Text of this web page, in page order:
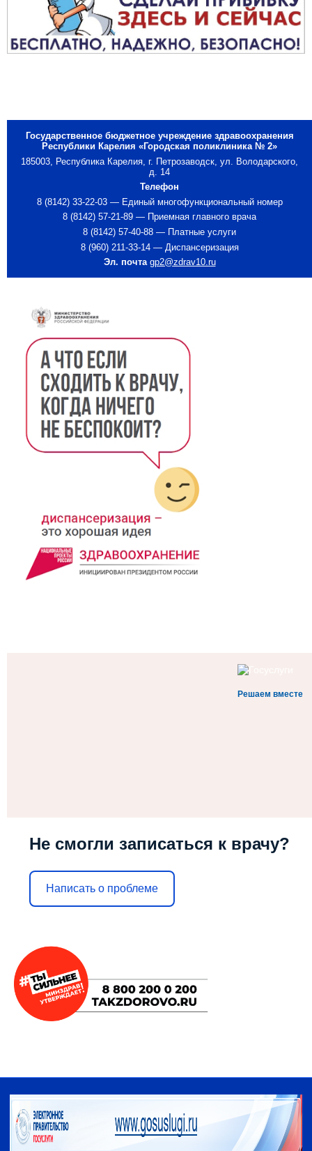
Государственное бюджетное учреждение здравоохранения
Республики Карелия «Городская поликлиника № 2»
185003, Республика Карелия, г. Петрозаводск, ул. Володарского,
д. 14
Телефон
8 (8142) 33-22-03 — Единый многофункциональный номер
8 (8142) 57-21-89 — Приемная главного врача
8 (8142) 57-40-88 — Платные услуги
8 (960) 211-33-14 — Диспансеризация
Эл. почта gp2@zdrav10.ru
Решаем вместе
Не смогли записаться к врачу?
Написать о проблеме